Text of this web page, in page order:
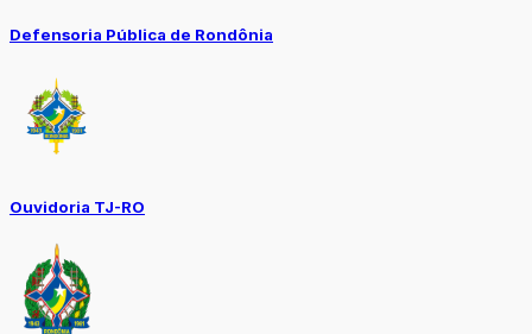
Defensoria Pública de Rondônia
Ouvidoria TJ-RO